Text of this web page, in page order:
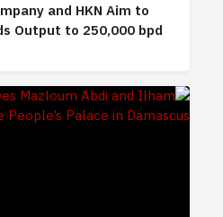
and HKN Aim to
Output to 250,000 bpd